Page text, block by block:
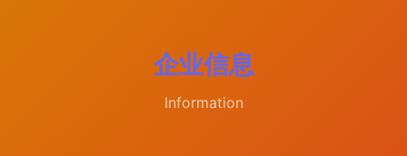
企业信息
Information